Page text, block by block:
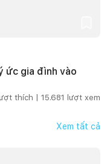
ức gia đình vào
thích | 15.681 lượt xem
Xem tất cả